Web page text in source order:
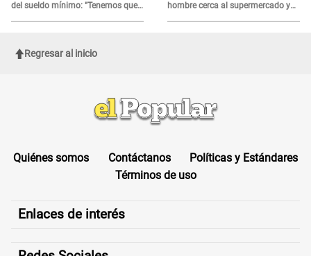
del sueldo mínimo: "Tenemos que
activar..."
hombre cerca al supermercado y
esto reveló la autopsia que le
Regresar al inicio
Quiénes somos Contáctanos
Políticas y Estándares
Términos de uso
Enlaces de interés